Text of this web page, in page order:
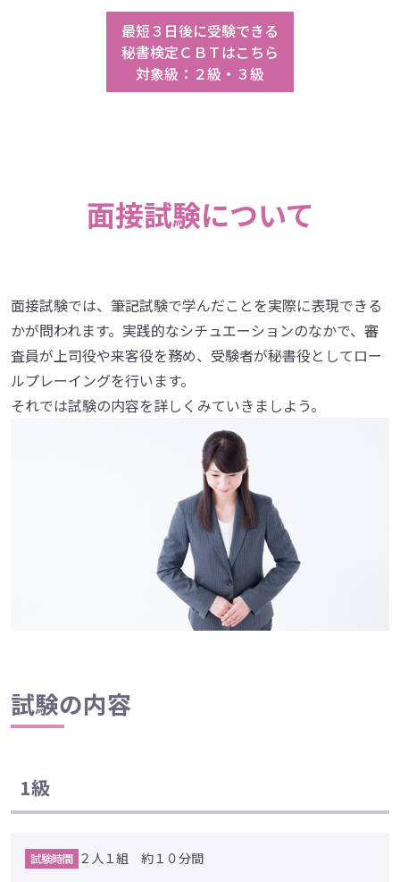
最短３日後に受験できる
秘書検定ＣＢＴはこちら
対象級：２級・３級
面接試験について
面接試験では、筆記試験で学んだことを実際に表現できる
かが問われます。実践的なシチュエーションのなかで、審
査員が上司役や来客役を務め、受験者が秘書役としてロー
ルプレーイングを行います。
それでは試験の内容を詳しくみていきましよう。
試験の内容
1級
試験時間 ２人１組 約１０分間